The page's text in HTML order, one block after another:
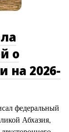
о
на 2026-
федеральный
Абхазия,